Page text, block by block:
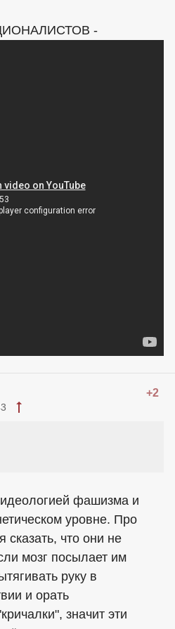
-
+2
фашизма и
уровне. Про
сказать, что они не
мозг посылает им
руку в
и орать
значит эти